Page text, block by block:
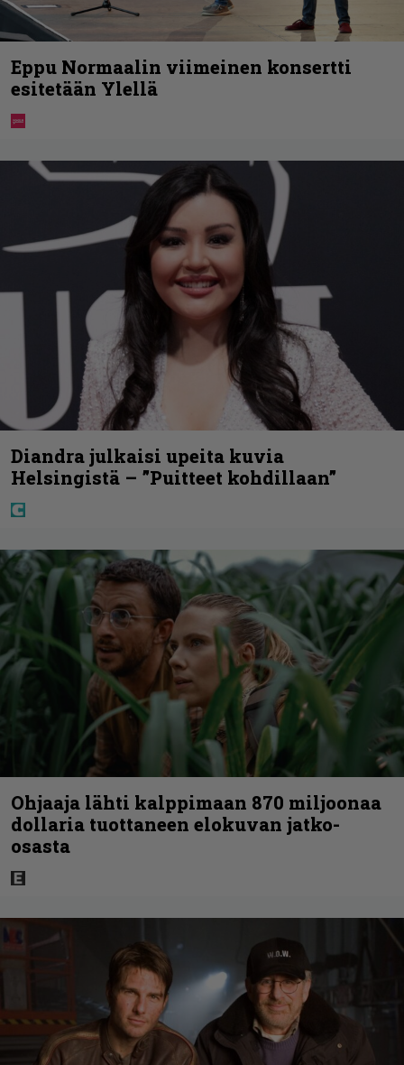
Eppu Normaalin viimeinen konsertti
esitetään Ylellä
Diandra julkaisi upeita kuvia
Helsingistä – ”Puitteet kohdillaan”
Ohjaaja lähti kalppimaan 870 miljoonaa
dollaria tuottaneen elokuvan jatko-
osasta